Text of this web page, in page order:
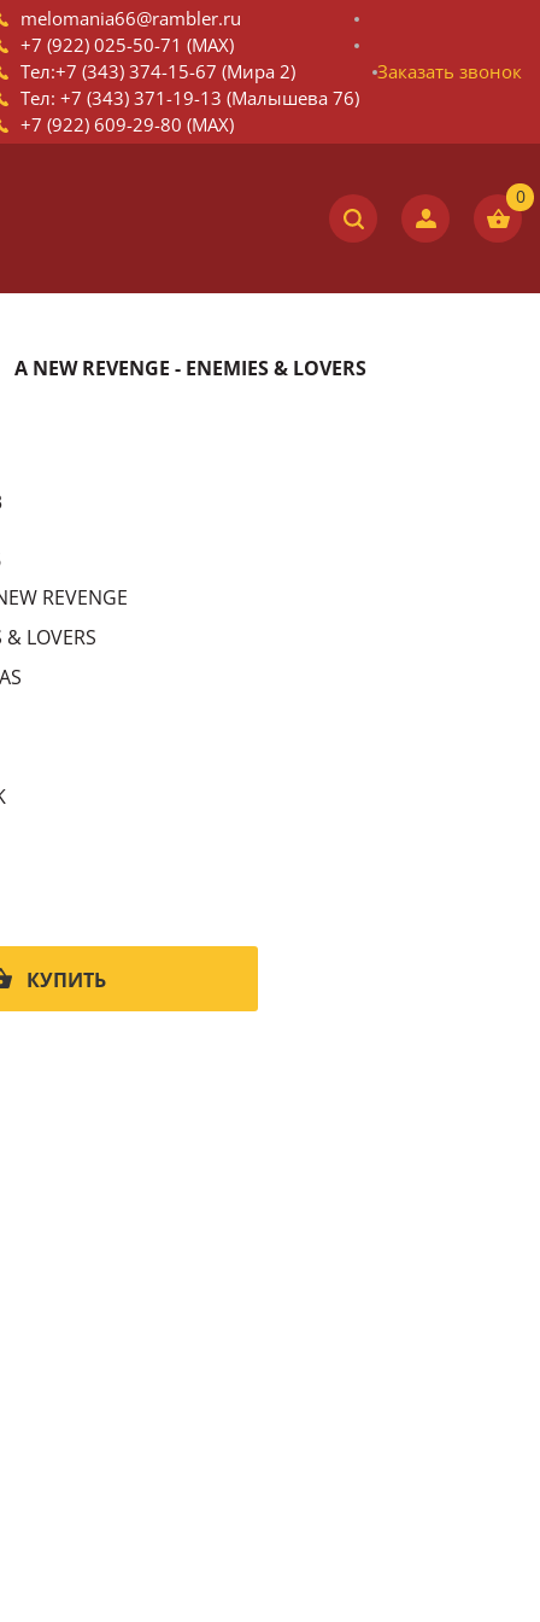
melomania66@rambler.ru
+7 (922) 025-50-71 (MAX)
Тел:+7 (343) 374-15-67 (Мира 2)
Тел: +7 (343) 371-19-13 (Малышева 76)
+7 (922) 609-29-80 (MAX)
Заказать звонок
A NEW REVENGE - ENEMIES & LOVERS
REVENGE
& LOVERS
КУПИТЬ